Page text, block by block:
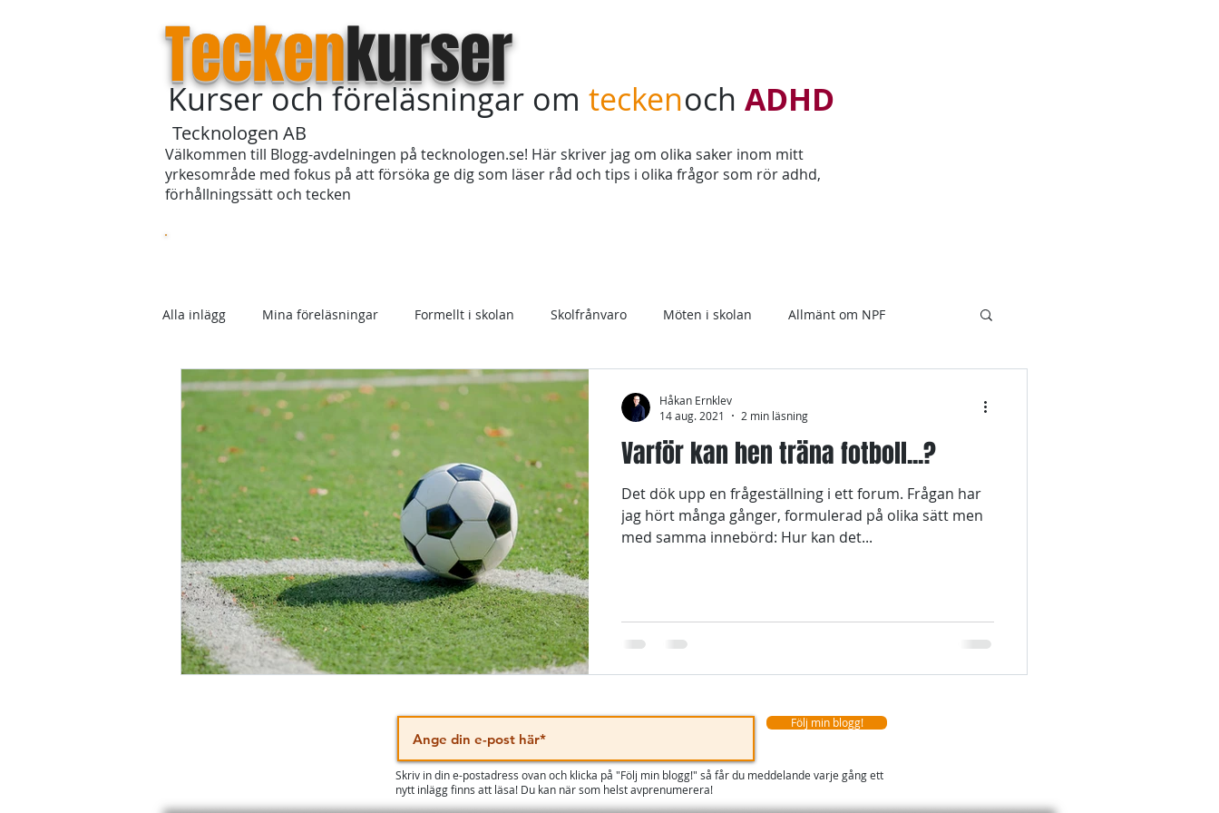
Teckenkurser
Kurser och föreläsningar om teckenoch ADHD
Tecknologen AB
Välkommen till Blogg-avdelningen på tecknologen.se! Här skriver jag om olika saker inom mitt
yrkesområde med fokus på att försöka ge dig som läser råd och tips i olika frågor som rör adhd,
förhållningssätt och tecken
Alla inlägg Mina föreläsningar Formellt i skolan Skolfrånvaro Möten i skolan Allmänt om NPF
Skolan Förhållningssätt Medicin
Varför kan hen träna fotboll...?
Det dök upp en frågeställning i ett forum. Frågan har
jag hört många gånger, formulerad på olika sätt men
med samma innebörd: Hur kan det...
Håkan Ernklev
14 aug. 2021
2 min läsning
Följ min blogg!
Skriv in din e-postadress ovan och klicka på "Följ min blogg!" så får du meddelande varje gång ett
nytt inlägg finns att läsa! Du kan när som helst avprenumerera!